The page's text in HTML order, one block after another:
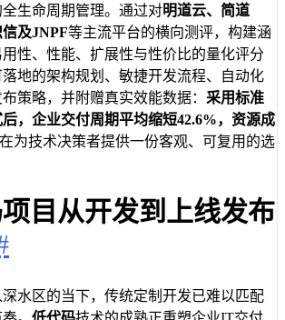
生命周期管理。通过对明道云、简道
及JNPF等主流平台的横向测评，构建涵
性、性能、扩展性与性价比的量化评分
地的架构规划、敏捷开发流程、自动化
策略，并附赠真实效能数据： 采用标准
，企业交付周期平均缩短42.6%，资源成
为技术决策者提供一份客观、可复用的选
目从开发到上线发布
水区的当下，传统定制开发已难以匹配